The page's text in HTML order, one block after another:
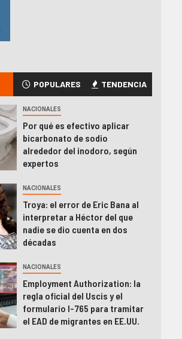
POPULARES TENDENCIA
NACIONALES
Por qué es efectivo aplicar
bicarbonato de sodio
alrededor del inodoro, según
expertos
NACIONALES
Troya: el error de Eric Bana al
interpretar a Héctor del que
nadie se dio cuenta en dos
décadas
NACIONALES
Employment Authorization: la
regla oficial del Uscis y el
formulario I-765 para tramitar
el EAD de migrantes en EE.UU.